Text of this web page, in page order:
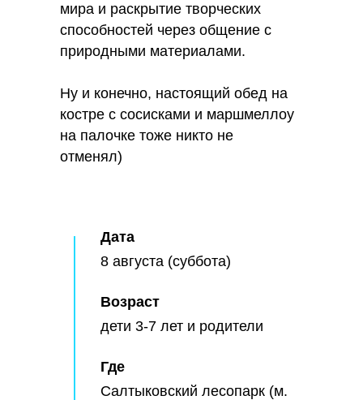
мира и раскрытие творческих
способностей через общение с
природными материалами.
Ну и конечно, настоящий обед на
костре с сосисками и маршмеллоу
на палочке тоже никто не
отменял)
Дата
Возраст
Где
Салтыковский лесопарк (м.
дети 3-7 лет и родители
8 августа (суббота)